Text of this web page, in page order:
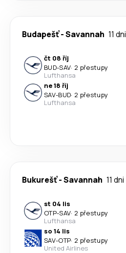
Budapešť-Savannah 11 dni
čt 08 říj
BUD-SAV· 2 přestupy
Lufthansa
ne 18 říj
SAV-BUD· 2 přestupy
Lufthansa
Bukurešť-Savannah 11 dni
st 04 lis
OTP-SAV· 2 přestupy
Lufthansa
so 14 lis
SAV-OTP· 2 přestupy
United Airlines